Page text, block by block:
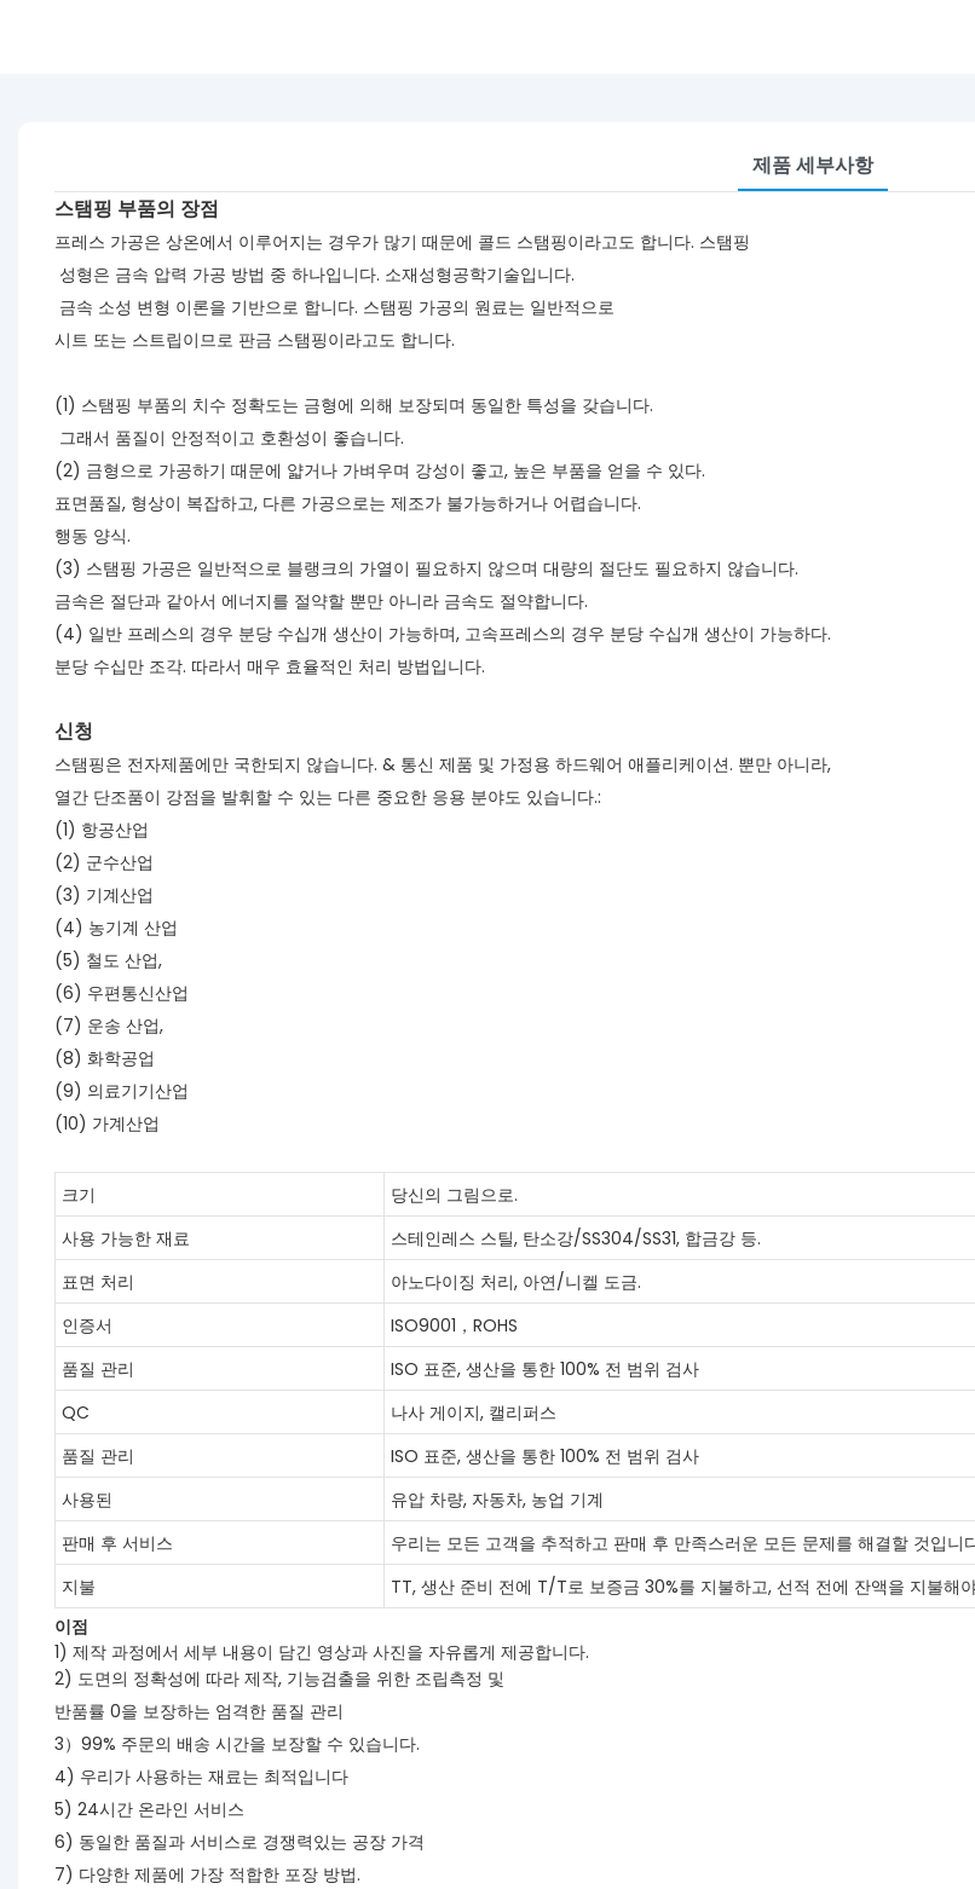
제품 세부사항
스탬핑 부품의 장점
프레스 가공은 상온에서 이루어지는 경우가 많기 때문에 콜드 스탬핑이라고도 합니다. 스탬핑
성형은 금속 압력 가공 방법 중 하나입니다. 소재성형공학기술입니다.
금속 소성 변형 이론을 기반으로 합니다. 스탬핑 가공의 원료는 일반적으로
시트 또는 스트립이므로 판금 스탬핑이라고도 합니다.
(1) 스탬핑 부품의 치수 정확도는 금형에 의해 보장되며 동일한 특성을 갖습니다.
그래서 품질이 안정적이고 호환성이 좋습니다.
(2) 금형으로 가공하기 때문에 얇거나 가벼우며 강성이 좋고, 높은 부품을 얻을 수 있다.
표면품질, 형상이 복잡하고, 다른 가공으로는 제조가 불가능하거나 어렵습니다.
행동 양식.
(3) 스탬핑 가공은 일반적으로 블랭크의 가열이 필요하지 않으며 대량의 절단도 필요하지 않습니다.
금속은 절단과 같아서 에너지를 절약할 뿐만 아니라 금속도 절약합니다.
(4) 일반 프레스의 경우 분당 수십개 생산이 가능하며, 고속프레스의 경우 분당 수십개 생산이 가능하다.
분당 수십만 조각. 따라서 매우 효율적인 처리 방법입니다.
신청
스탬핑은 전자제품에만 국한되지 않습니다. & 통신 제품 및 가정용 하드웨어 애플리케이션. 뿐만 아니라,
열간 단조품이 강점을 발휘할 수 있는 다른 중요한 응용 분야도 있습니다.:
(1) 항공산업
(2) 군수산업
(3) 기계산업
(4) 농기계 산업
(5) 철도 산업,
(6) 우편통신산업
(7) 운송 산업,
(8) 화학공업
(9) 의료기기산업
(10) 가계산업
크기
당신의 그림으로.
사용 가능한 재료
스테인레스 스틸, 탄소강/SS304/SS31, 합금강 등.
표면 처리
아노다이징 처리, 아연/니켈 도금.
인증서
ISO9001，ROHS
품질 관리
ISO 표준, 생산을 통한 100% 전 범위 검사
QC
나사 게이지, 캘리퍼스
품질 관리
ISO 표준, 생산을 통한 100% 전 범위 검사
사용된
유압 차량, 자동차, 농업 기계
판매 후 서비스
우리는 모든 고객을 추적하고 판매 후 만족스러운 모든 문제를 해결할 것입니
지불
TT, 생산 준비 전에 T/T로 보증금 30%를 지불하고, 선적 전에 잔액을 지불해
이점
1) 제작 과정에서 세부 내용이 담긴 영상과 사진을 자유롭게 제공합니다.
2) 도면의 정확성에 따라 제작, 기능검출을 위한 조립측정 및
반품률 0을 보장하는 엄격한 품질 관리
3）99% 주문의 배송 시간을 보장할 수 있습니다.
4) 우리가 사용하는 재료는 최적입니다
5) 24시간 온라인 서비스
6) 동일한 품질과 서비스로 경쟁력있는 공장 가격
7) 다양한 제품에 가장 적합한 포장 방법.